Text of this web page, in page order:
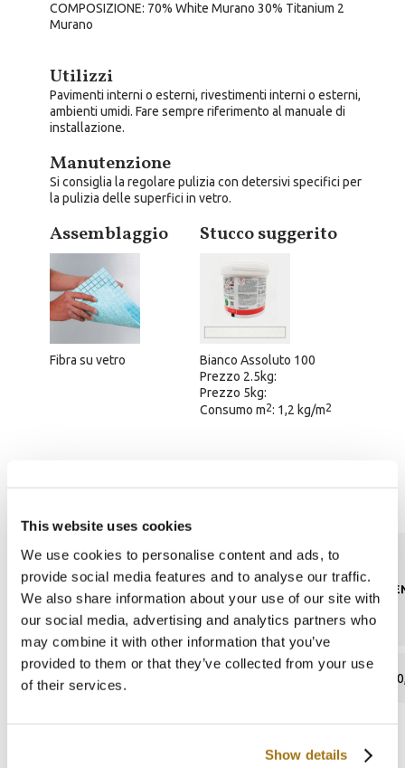
This website uses cookies
We use cookies to personalise content and ads, to
provide social media features and to analyse our traffic.
We also share information about your use of our site with
our social media, advertising and analytics partners who
may combine it with other information that you’ve
provided to them or that they’ve collected from your use
of their services.
Show details
COMPOSIZIONE: 70% White Murano 30% Titanium 2
Murano
Utilizzi
Pavimenti interni o esterni, rivestimenti interni o esterni,
ambienti umidi. Fare sempre riferimento al manuale di
installazione.
Manutenzione
Si consiglia la regolare pulizia con detersivi specifici per
la pulizia delle superfici in vetro.
Assemblaggio
Fibra su vetro
Stucco suggerito
Bianco Assoluto 100
Prezzo 2.5kg:
Prezzo 5kg:
Consumo m2: 1,2 kg/m2